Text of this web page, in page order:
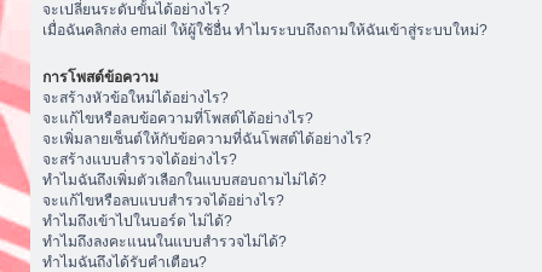
จะเปลี่ยนระดับขั้นได้อย่างไร?
เมื่อฉันคลิกส่ง email ให้ผู้ใช้อื่น ทำไมระบบถึงถามให้ฉันเข้าสู่ระบบใหม่?
การโพสต์ข้อความ
จะสร้างหัวข้อใหม่ได้อย่างไร?
จะแก้ไขหรือลบข้อความที่โพสต์ได้อย่างไร?
จะเพิ่มลายเซ็นต์ให้กับข้อความที่ฉันโพสต์ได้อย่างไร?
จะสร้างแบบสำรวจได้อย่างไร?
ทำไมฉันถึงเพิ่มตัวเลือกในแบบสอบถามไม่ได้?
จะแก้ไขหรือลบแบบสำรวจได้อย่างไร?
ทำไมถึงเข้าไปในบอร์ด ไม่ได้?
ทำไมถึงลงคะแนนในแบบสำรวจไม่ได้?
ทำไมฉันถึงได้รับคำเตือน?